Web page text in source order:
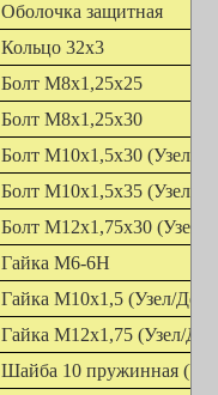
Оболочка защитная
Кольцо 32х3
Болт М8х1,25х25
Болт М8х1,25х30
Болт М10х1,5х30 (Узел/
Болт М10х1,5х35 (Узел/
Болт М12х1,75х30 (Узел/
Гайка М6-6Н
Гайка М10х1,5 (Узел/
Гайка М12х1,75 (Узел/
Шайба 10 пружинная